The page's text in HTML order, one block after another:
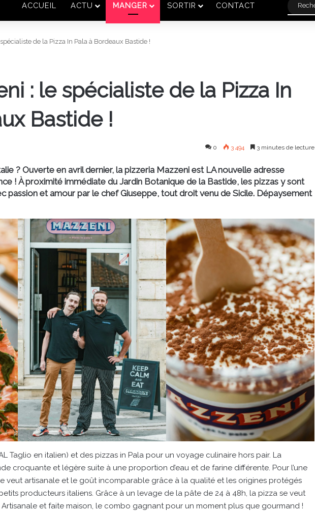
ACCUEIL ACTU MANGER SORTIR CONTACT
de la Pizza In Pala à Bordeaux Bastide !
: le spécialiste de la Pizza In
Bastide !
0 3 494 3 minutes de lecture
? Ouverte en avril dernier, la pizzeria Mazzeni est LA nouvelle adresse
! À proximité immédiate du Jardin Botanique de la Bastide, les pizzas y sont
passion et amour par le chef Giuseppe, tout droit venu de Sicile. Dépaysement
Taglio en italien) et des pizzas in Pala pour un voyage culinaire hors pair. La
croquante et légère suite à une proportion d’eau et de farine différente. Pour l’une
veut artisanale et le goût incomparable grâce à la qualité et les origines protégés
producteurs italiens. Grâce à un levage de la pâte de 24 à 48h, la pizza se veut
et faite maison, le combo gagnant pour un moment plus que gourmand !